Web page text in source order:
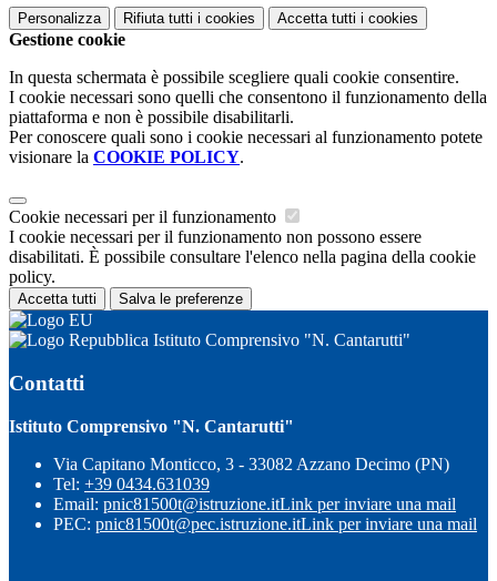
Personalizza Rifiuta tutti i cookies Accetta tutti i cookies
Gestione cookie
In questa schermata è possibile scegliere quali cookie consentire.
I cookie necessari sono quelli che consentono il funzionamento della
piattaforma e non è possibile disabilitarli.
Per conoscere quali sono i cookie necessari al funzionamento potete
visionare la COOKIE POLICY.
Cookie necessari per il funzionamento
I cookie necessari per il funzionamento non possono essere
disabilitati. È possibile consultare l'elenco nella pagina della cookie
policy.
Accetta tutti Salva le preferenze
Istituto Comprensivo "N. Cantarutti"
Contatti
Istituto Comprensivo "N. Cantarutti"
Via Capitano Monticco, 3 - 33082 Azzano Decimo (PN)
Tel: +39 0434.631039
Email: pnic81500t@istruzione.itLink per inviare una mail
PEC: pnic81500t@pec.istruzione.itLink per inviare una mail